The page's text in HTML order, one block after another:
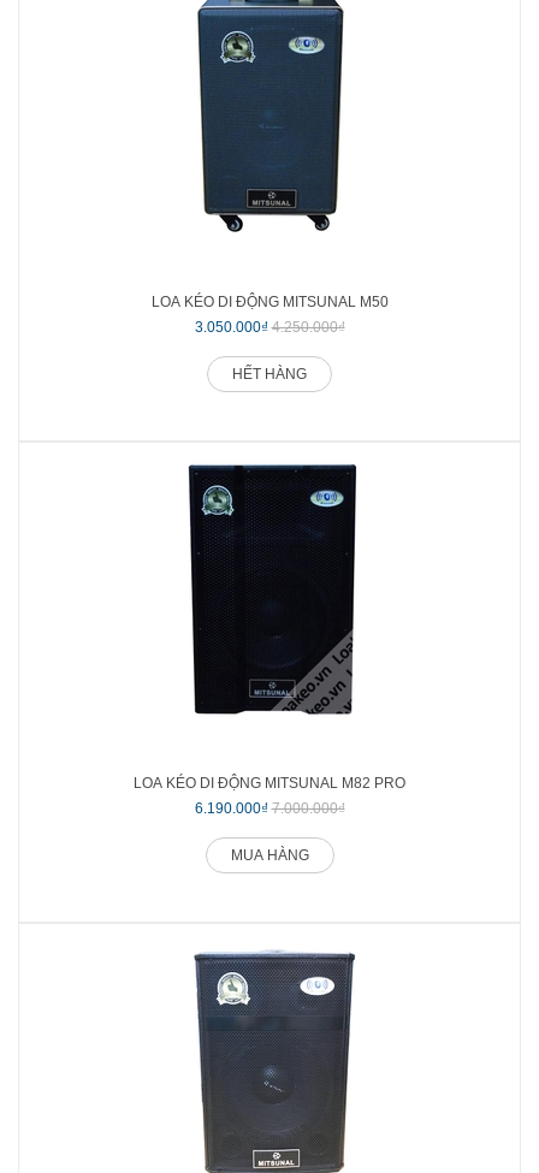
LOA KÉO DI ĐỘNG MITSUNAL M50
3.050.000₫ 4.250.000₫
HẾT HÀNG
LOA KÉO DI ĐỘNG MITSUNAL M82 PRO
6.190.000₫ 7.000.000₫
MUA HÀNG